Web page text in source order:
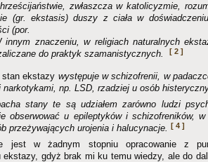
zwłaszcza w katolicyzmie,
(gr. ekstasis) duszy z ciała w
(por.
innym znaczeniu, w religiach naturalnych
do praktyk szamanistycznych.
[ 2 ]
ekstazy występuje w schizofrenii, w
np. LSD, rzadziej u osób
stany te są udziałem zarówno ludzi
obserwować u epileptyków i schizofreników, w
przeżywających urojenia i halucynacje.
[ 4 ]
jest w żadnym stopniu opracowanie z
gdyż brak mi ku temu wiedzy, ale do